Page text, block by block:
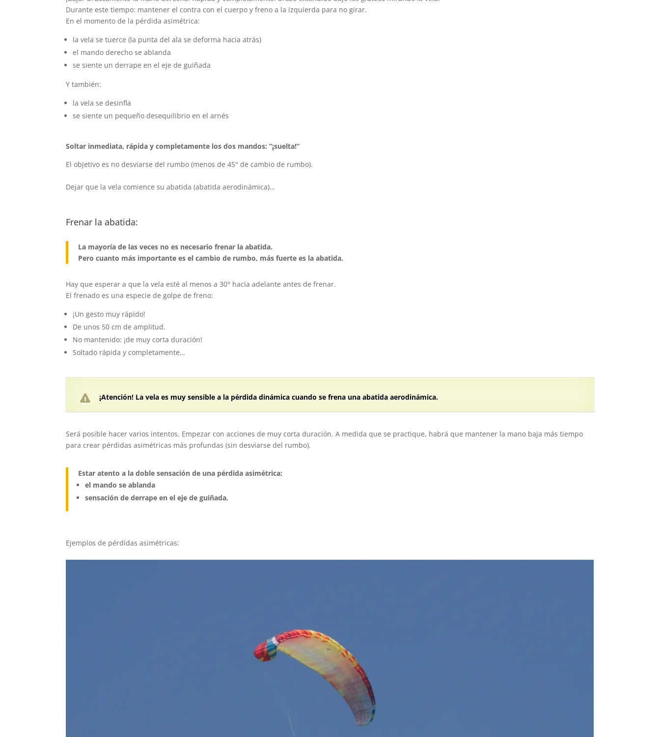
Durante este tiempo: mantener el contra con el cuerpo y freno a la izquierda para no girar.
En el momento de la pérdida asimétrica:
la vela se tuerce (la punta del ala se deforma hacia atrás)
el mando derecho se ablanda
se siente un derrape en el eje de guiñada
Y también:
la vela se desinfla
se siente un pequeño desequilibrio en el arnés
Soltar inmediata, rápida y completamente los dos mandos: “¡suelta!”
El objetivo es no desviarse del rumbo (menos de 45° de cambio de rumbo).
Dejar que la vela comience su abatida (abatida aerodinámica)…
Frenar la abatida:
La mayoría de las veces no es necesario frenar la abatida.
Pero cuanto más importante es el cambio de rumbo, más fuerte es la abatida.
Hay que esperar a que la vela esté al menos a 30° hacia adelante antes de frenar.
El frenado es una especie de golpe de freno:
¡Un gesto muy rápido!
De unos 50 cm de amplitud.
No mantenido: ¡de muy corta duración!
Soltado rápida y completamente…
¡Atención! La vela es muy sensible a la pérdida dinámica cuando se frena una abatida aerodinámica.
Será posible hacer varios intentos. Empezar con acciones de muy corta duración. A medida que se practique, habrá que mantener la mano baja más tiempo
para crear pérdidas asimétricas más profundas (sin desviarse del rumbo).
Estar atento a la doble sensación de una pérdida asimétrica:
el mando se ablanda
sensación de derrape en el eje de guiñada.
Ejemplos de pérdidas asimétricas: